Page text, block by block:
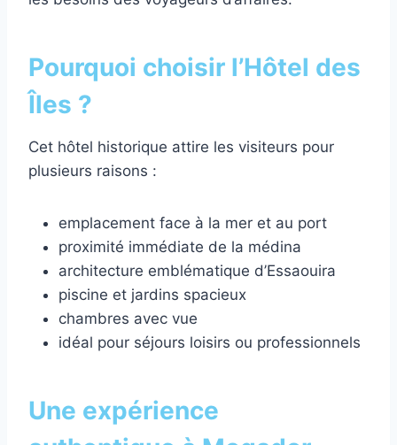
Pourquoi choisir l’Hôtel des
Îles ?
Cet hôtel historique attire les visiteurs pour
plusieurs raisons :
emplacement face à la mer et au port
proximité immédiate de la médina
architecture emblématique d’Essaouira
piscine et jardins spacieux
chambres avec vue
idéal pour séjours loisirs ou professionnels
Une expérience